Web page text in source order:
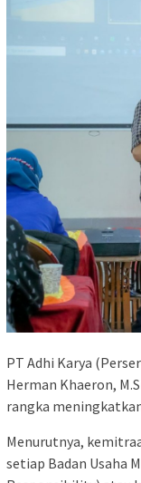
PT Adhi Karya
Herman Khaeron,
rangka
Menurutnya,
setiap Badan Usaha